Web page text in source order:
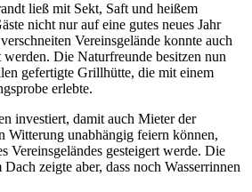
ließ mit Sekt, Saft und heißem
nicht nur auf eine gutes neues Jahr
Vereinsgelände konnte auch
Die Naturfreunde besitzen nun
gefertigte Grillhütte, die mit einem
erlebte.
investiert, damit auch Mieter der
Witterung unabhängig feiern können,
Vereinsgeländes gesteigert werde. Die
zeigte aber, dass noch Wasserrinnen